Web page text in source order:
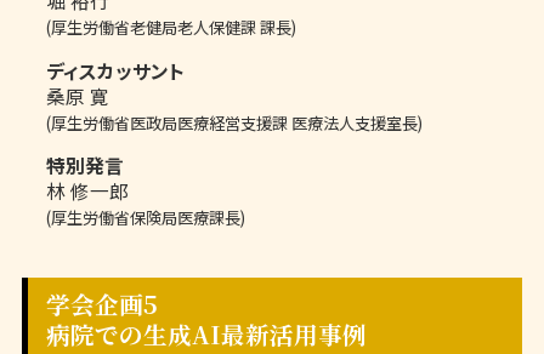
(厚生労働省老健局老人保健課 課長)
ディスカッサント
桑原 寛
(厚生労働省医政局医療経営支援課 医療法人支援室長)
特別発言
林 修一郎
(厚生労働省保険局医療課長)
学会企画5
病院での生成AI最新活用事例